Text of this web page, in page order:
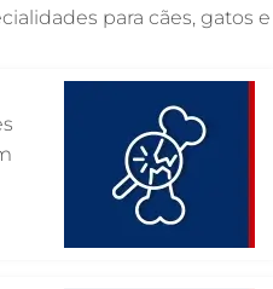
para cães,